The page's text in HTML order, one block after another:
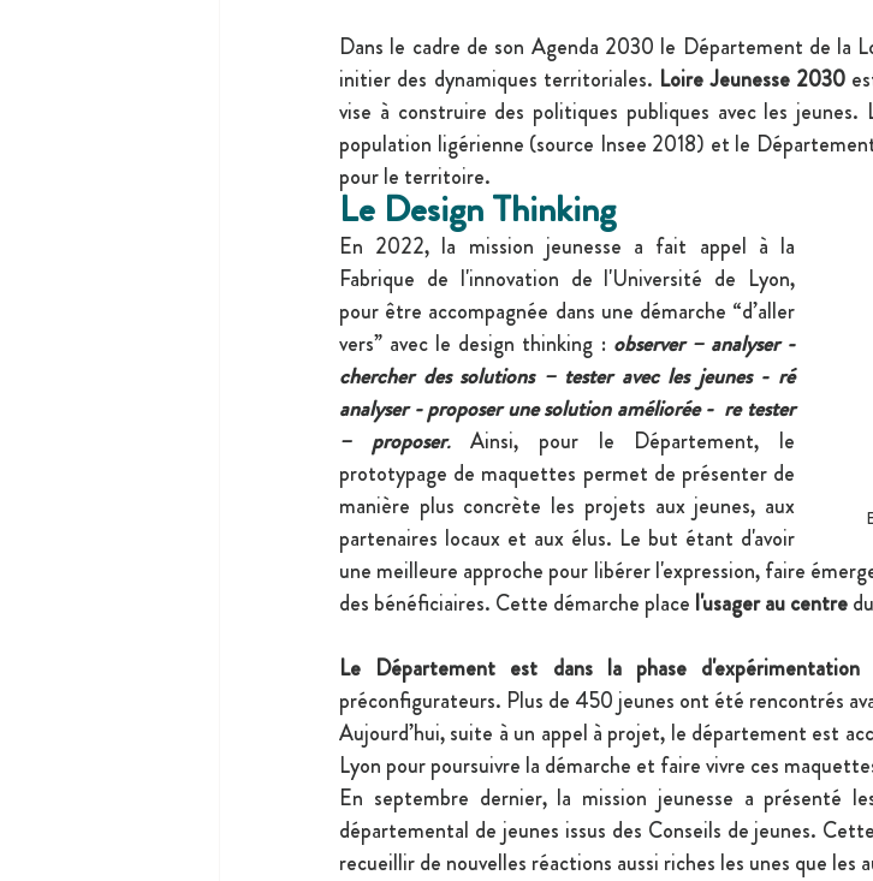
Dans le cadre de son Agenda 2030 le Département de la
initier des dynamiques territoriales. Loire Jeunesse 2030
vise à construire des politiques publiques avec les jeunes.
population ligérienne (source Insee 2018) et le
pour le territoire.
Le Design Thinking
En 2022, la mission jeunesse a fait appel à la
Fabrique de l'innovation de l'Université de Lyon,
pour être accompagnée dans une démarche “d’aller
vers” avec le design thinking : observer – analyser -
chercher des solutions – tester avec les jeunes - ré
analyser - proposer une solution améliorée -  re tester
– proposer. Ainsi, pour le Département, le
prototypage de maquettes permet de présenter de
manière plus concrète les projets aux jeunes, aux
partenaires locaux et aux élus. Le but étant d'avoir
une meilleure approche pour libérer l'expression, faire
des bénéficiaires. Cette démarche place l'usager au centre
Le Département est dans la phase
préconfigurateurs. Plus de 450 jeunes ont été rencontrés
Aujourd’hui, suite à un appel à projet, le département est
Lyon pour poursuivre la démarche et faire vivre ces
En septembre dernier, la mission jeunesse a présenté
départemental de jeunes issus des Conseils de jeunes.
recueillir de nouvelles réactions aussi riches les unes que les